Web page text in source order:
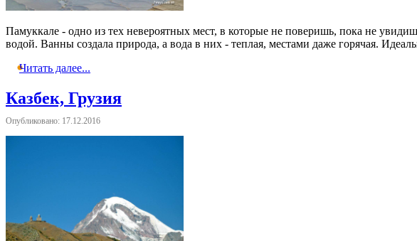
Памуккале - одно из тех невероятных мест, в которые не поверишь, пока не
водой. Ванны создала природа, а вода в них - теплая, местами даже горячая.
Читать далее...
Казбек, Грузия
Опубликовано: 17.12.2016